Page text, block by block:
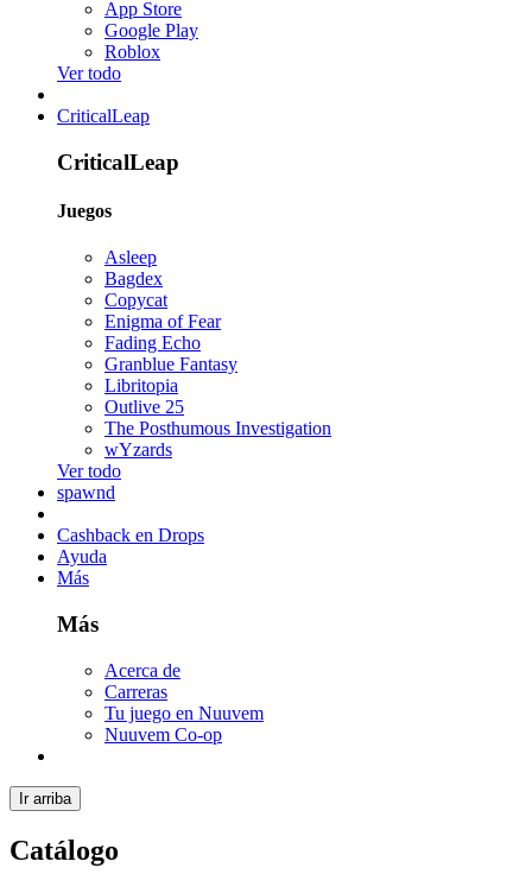
App Store
Google Play
Roblox
Ver todo
CriticalLeap
CriticalLeap
Juegos
Asleep
Bagdex
Copycat
Enigma of Fear
Fading Echo
Granblue Fantasy
Libritopia
Outlive 25
The Posthumous Investigation
wYzards
Ver todo
spawnd
Cashback en Drops
Ayuda
Más
Más
Acerca de
Carreras
Tu juego en Nuuvem
Nuuvem Co-op
Ir arriba
Catálogo